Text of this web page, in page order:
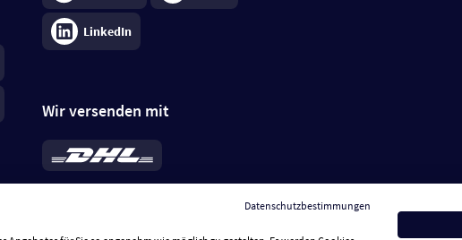
LinkedIn
Wir versenden mit
*Standard 6,95 €; bei Kühlware zzgl. 0,99 €
je Bestellung, insgesamt 7,94 €. Lieferzeit3-
Datenschutzbestimmungen